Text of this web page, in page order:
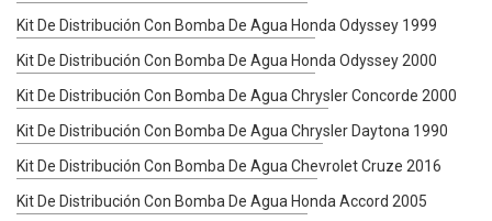
Kit De Distribución Con Bomba De Agua Honda Odyssey 1999
Kit De Distribución Con Bomba De Agua Honda Odyssey 2000
Kit De Distribución Con Bomba De Agua Chrysler Concorde 2000
Kit De Distribución Con Bomba De Agua Chrysler Daytona 1990
Kit De Distribución Con Bomba De Agua Chevrolet Cruze 2016
Kit De Distribución Con Bomba De Agua Honda Accord 2005